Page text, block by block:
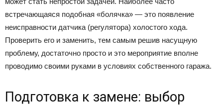
встречающаяся подобная «болячка» — это появление
неисправности датчика (регулятора) холостого хода.
Проверить его и заменить, тем самым решив насущную
проблему, достаточно просто и это мероприятие вполне
проводимо своими руками в условиях собственного гаража.
Подготовка к замене: выбор